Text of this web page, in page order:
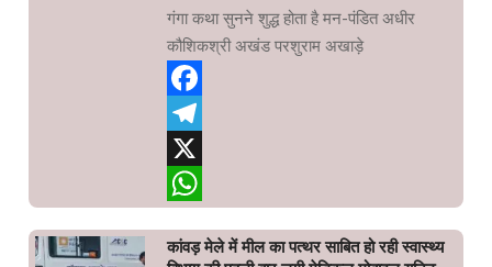
गंगा कथा सुनने शुद्ध होता है मन-पंडित अधीर
कौशिकश्री अखंड परशुराम अखाड़े
Facebook
Telegram
X
कांवड़ मेले में मील का पत्थर साबित हो रही स्वास्थ्य